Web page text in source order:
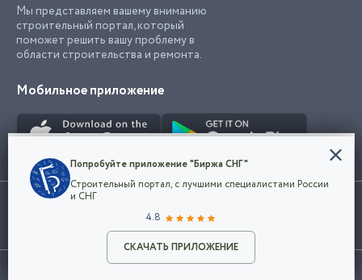
Разместить объявление
Мы представляем вашему вниманию
строительный портал, который
поможет решить вашу проблему в
области строительства и ремонта.
Мобильное приложение
Использование сайта, в том числе подача объявлений, означает
марки представленные на сайте являются собственностью их
©2026Биржа СНГ
Конфиденциальность
Мы используем файлы cookie, чтобы сделать
наш сайт удобным для каждого
Политикой конфиденциальности компании
и принимаете условия использования cookie.
Попробуйте приложение "Биржа СНГ"
Строительный портал, с лучшими специалистами России
и СНГ
4.8
СКАЧАТЬ ПРИЛОЖЕНИЕ